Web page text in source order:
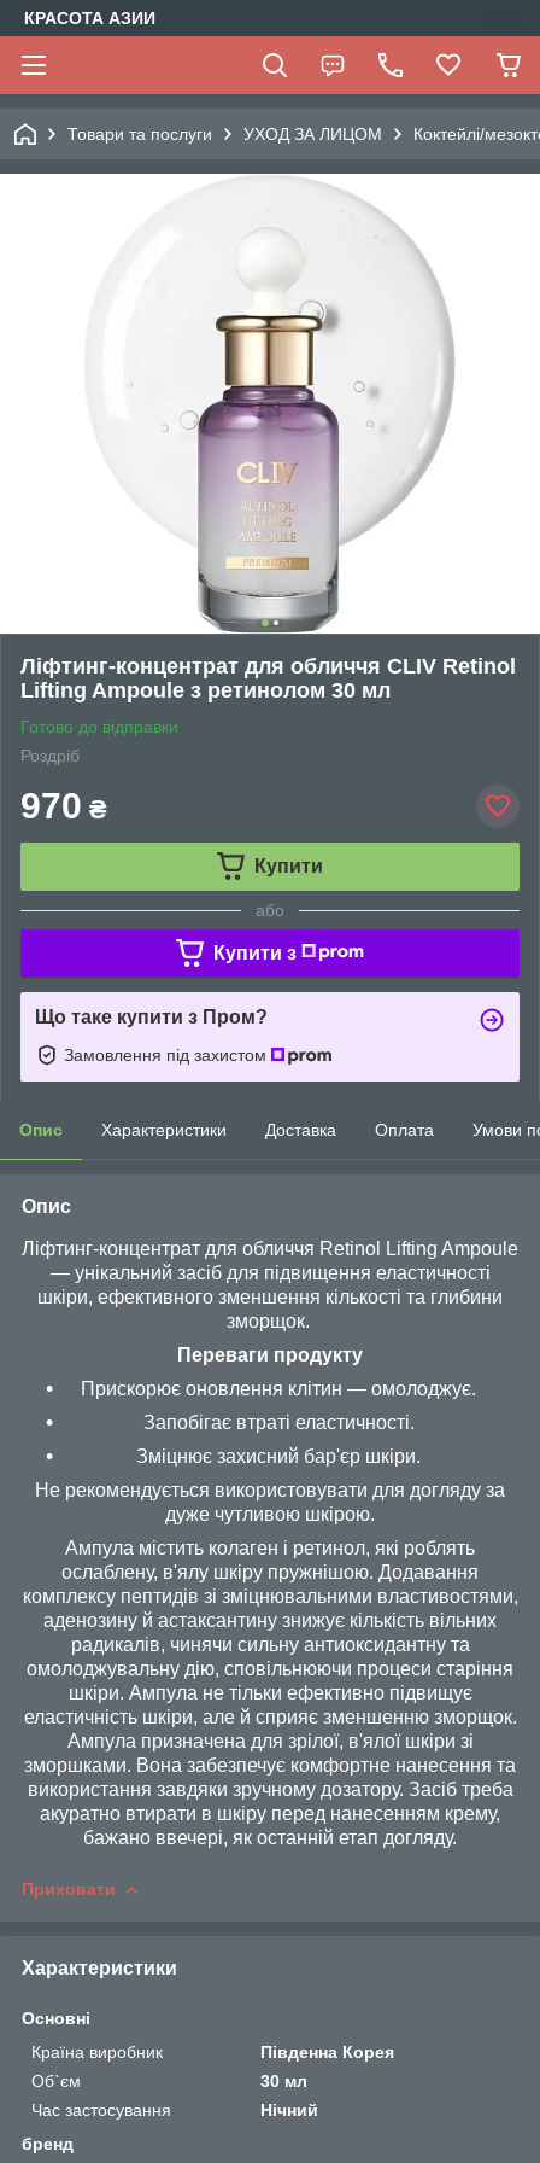
КРАСОТА АЗИИ
Товари та послуги УХОД ЗА ЛИЦОМ Коктейлі/
Ліфтинг-концентрат для обличчя CLIV Retinol
Lifting Ampoule з ретинолом 30 мл
Готово до відправки
Роздріб
970 ₴
Купити
або
Купити з
Що таке купити з Пром?
Замовлення під захистом
Опис Характеристики Доставка Оплата Умови
Опис
Ліфтинг-концентрат для обличчя Retinol Lifting Ampoule
— унікальний засіб для підвищення еластичності
шкіри, ефективного зменшення кількості та глибини
зморщок.
Переваги продукту
Прискорює оновлення клітин — омолоджує.
Запобігає втраті еластичності.
Зміцнює захисний бар'єр шкіри.
Не рекомендується використовувати для догляду за
дуже чутливою шкірою.
Ампула містить колаген і ретинол, які роблять
ослаблену, в'ялу шкіру пружнішою. Додавання
комплексу пептидів зі зміцнювальними властивостями,
аденозину й астаксантину знижує кількість вільних
радикалів, чинячи сильну антиоксидантну та
омолоджувальну дію, сповільнюючи процеси старіння
шкіри. Ампула не тільки ефективно підвищує
еластичність шкіри, але й сприяє зменшенню зморщок.
Ампула призначена для зрілої, в'ялої шкіри зі
зморшками. Вона забезпечує комфортне нанесення та
використання завдяки зручному дозатору. Засіб треба
акуратно втирати в шкіру перед нанесенням крему,
бажано ввечері, як останній етап догляду.
Приховати
Характеристики
Основні
Країна виробник
Південна Корея
Об`єм
30 мл
Час застосування
Нічний
бренд